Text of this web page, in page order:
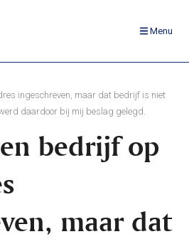
Menu
ingeschreven, maar dat bedrijf is niet
daardoor bij mij beslag gelegd.
bedrijf op
maar dat